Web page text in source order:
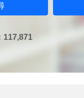
117,871